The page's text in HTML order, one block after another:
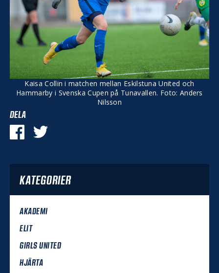
Kaisa Collin i matchen mellan Eskilstuna United och
Hammarby i Svenska Cupen på Tunavallen. Foto: Anders
Nilsson
DELA
KATEGORIER
AKADEMI
ELIT
GIRLS UNITED
HJÄRTA